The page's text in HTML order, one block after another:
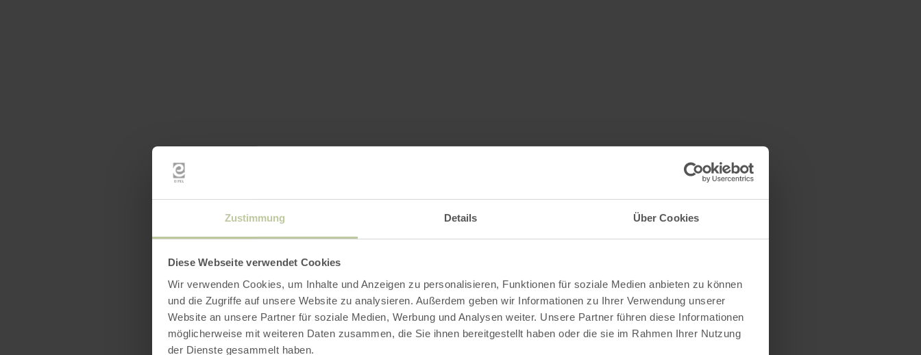
Zustimmung Details Über Cookies
Diese Webseite verwendet Cookies
Wir verwenden Cookies, um Inhalte und Anzeigen zu personalisieren, Funktionen für soziale Medien anbieten zu können
und die Zugriffe auf unsere Website zu analysieren. Außerdem geben wir Informationen zu Ihrer Verwendung unserer
Website an unsere Partner für soziale Medien, Werbung und Analysen weiter. Unsere Partner führen diese Informationen
möglicherweise mit weiteren Daten zusammen, die Sie ihnen bereitgestellt haben oder die sie im Rahmen Ihrer Nutzung
der Dienste gesammelt haben.